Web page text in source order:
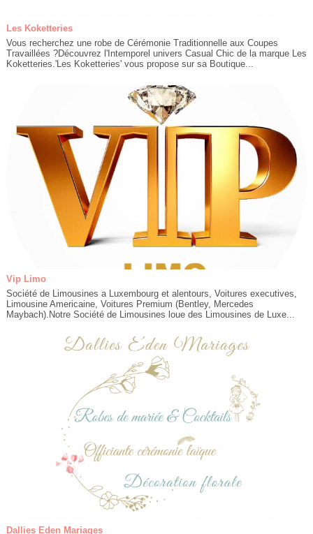
Les Koketteries
Vous recherchez une robe de Cérémonie Traditionnelle aux Coupes
Travaillées ?Découvrez l'Intemporel univers Casual Chic de la marque Les
Koketteries.'Les Koketteries' vous propose sur sa Boutique...
Vip Limo
Société de Limousines a Luxembourg et alentours, Voitures executives,
Limousine Americaine, Voitures Premium (Bentley, Mercedes
Maybach).Notre Société de Limousines loue des Limousines de Luxe...
Dallies Eden Mariages